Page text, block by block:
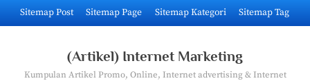
Skip
to
Sitemap Post Sitemap Page Sitemap Kategori Sitemap Tag
(Artikel) Internet Marketing
Kumpulan Artikel Promo, Online, Internet advertising & Internet